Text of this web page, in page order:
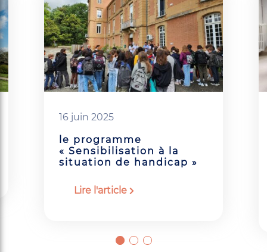
16 juin 2025
le programme
« Sensibilisation à la
situation de handicap »
Lire l'article